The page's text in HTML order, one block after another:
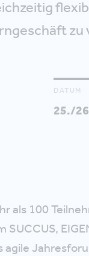
DATUM
25./
als 100
SUCCUS,
agile